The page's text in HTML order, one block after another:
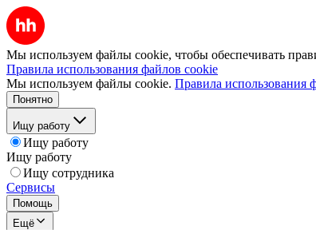
Мы используем файлы cookie, чтобы обеспечивать
Правила использования файлов cookie
Мы используем файлы cookie. Правила использования
Понятно
Ищу работу
Ищу работу
Ищу работу
Ищу сотрудника
Сервисы
Помощь
Ещё